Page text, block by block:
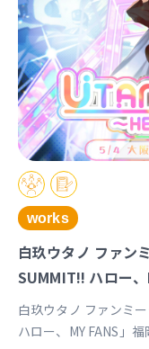
works
白玖ウタノ ファン
SUMMIT!! ハロー
白玖ウタノ ファンミ
ハロー、MY FANS」福